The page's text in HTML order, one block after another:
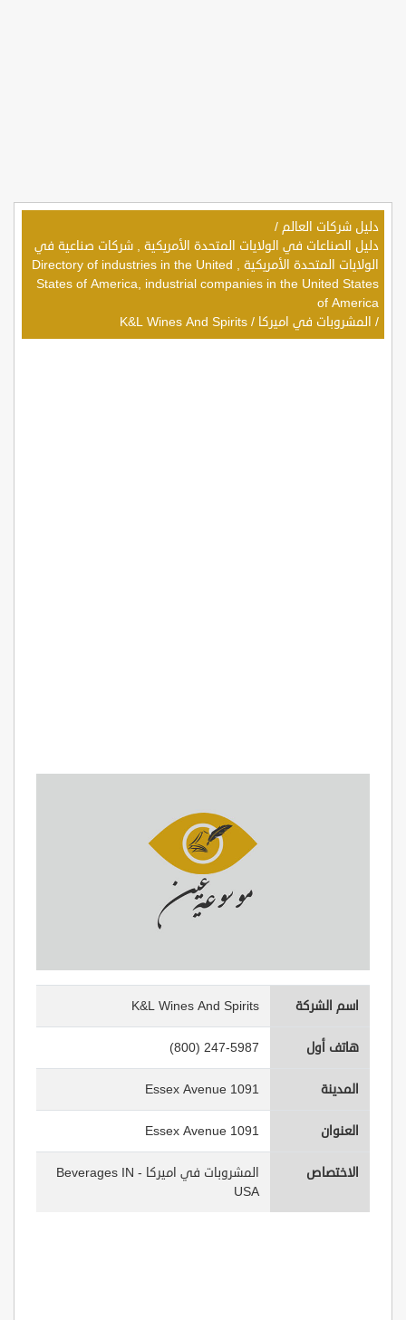
دليل شركات العالم /
دليل الصناعات في الولايات المتحدة الأمريكية , شركات صناعية في
الولايات المتحدة الأمريكية , Directory of industries in the United
States of America, industrial companies in the United States
of America
/ المشروبات في اميركا /
K&L Wines And Spirits
اسم الشركة K&L Wines And Spirits
هاتف أول (800) 247-5987
المدينة 1091 Essex Avenue
العنوان 1091 Essex Avenue
الاختصاص
المشروبات في اميركا - Beverages IN
USA